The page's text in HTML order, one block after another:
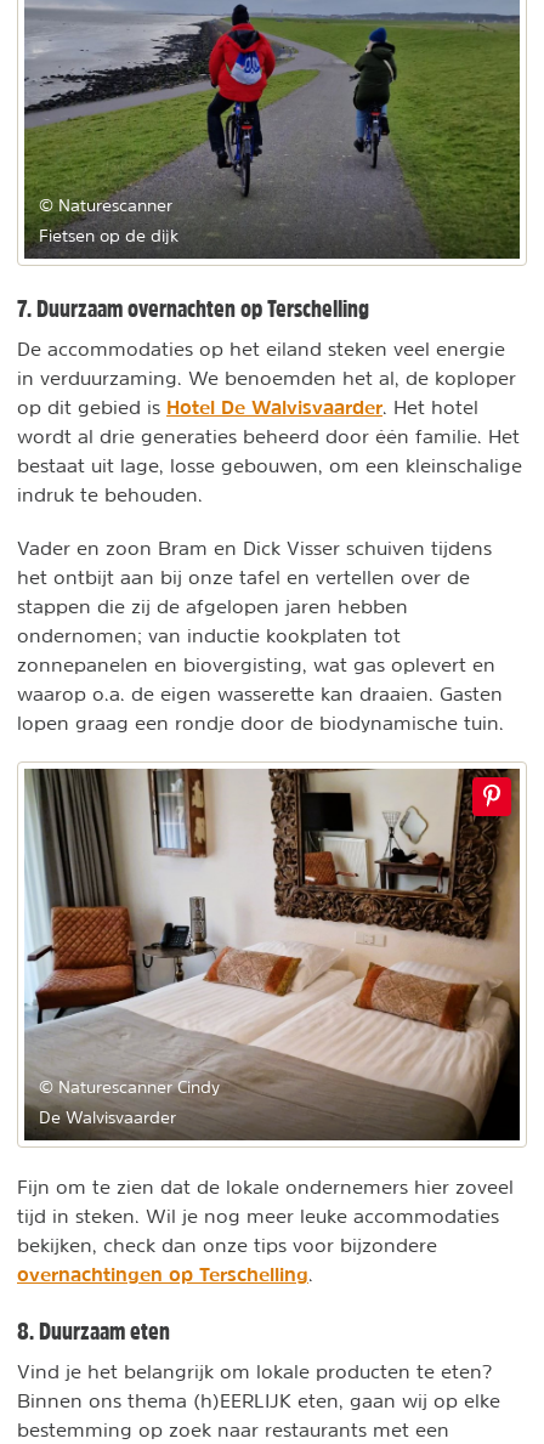
© Naturescanner
Fietsen op de dijk
7. Duurzaam overnachten op Terschelling
De accommodaties op het eiland steken veel energie
in verduurzaming. We benoemden het al, de koploper
op dit gebied is Hotel De Walvisvaarder . Het hotel
wordt al drie generaties beheerd door één familie. Het
bestaat uit lage, losse gebouwen, om een kleinschalige
indruk te behouden.
Vader en zoon Bram en Dick Visser schuiven tijdens
het ontbijt aan bij onze tafel en vertellen over de
stappen die zij de afgelopen jaren hebben
ondernomen; van inductie kookplaten tot
zonnepanelen en biovergisting, wat gas oplevert en
waarop o.a. de eigen wasserette kan draaien. Gasten
lopen graag een rondje door de biodynamische tuin.
© Naturescanner Cindy
De Walvisvaarder
Fijn om te zien dat de lokale ondernemers hier zoveel
tijd in steken. Wil je nog meer leuke accommodaties
bekijken, check dan onze tips voor bijzondere
overnachtingen op Terschelling
8. Duurzaam eten
Vind je het belangrijk om lokale producten te eten?
Binnen ons thema (h)EERLIJK eten, gaan wij op elke
bestemming op zoek naar restaurants met een